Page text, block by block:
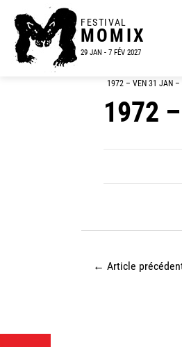
FESTIVAL
MOMIX
29 JAN - 7 FÉV 2027
1972 – VEN 31 JAN –
1972
← Article